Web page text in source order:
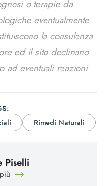
o terapie da
eventualmente
la consulenza
ed il sito declinano
ad eventuali reazioni
Rimedi Naturali
Piselli